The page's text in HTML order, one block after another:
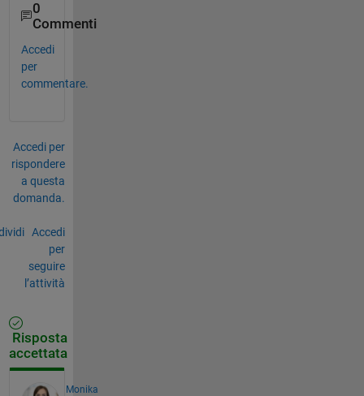
0
Commenti
Accedi
per
commentare.
Accedi per
rispondere
a questa
domanda.
Accedi
per
seguire
l’attività
Risposta
accettata
Monika